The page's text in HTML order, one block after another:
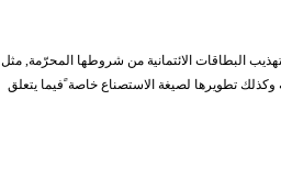
البطاقات الائتمانية من شروطها المحرّمة, مثل
تطويرها لصيغة الاستصناع خاصة ًفيما يتعلق